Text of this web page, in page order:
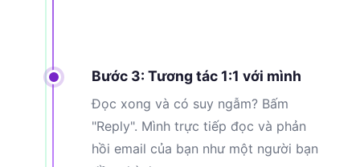
Bước 3: Tương tác 1:1 với mình
Đọc xong và có suy ngẫm? Bấm
"Reply". Mình trực tiếp đọc và phản
hồi email của bạn như một người bạn